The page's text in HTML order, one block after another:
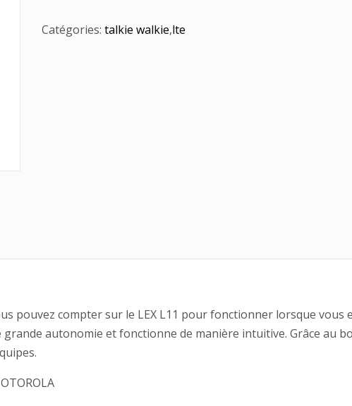
Catégories: talkie walkie,lte
pouvez compter sur le LEX L11 pour fonctionner lorsque vous
autonomie et fonctionne de manière intuitive. Grâce au